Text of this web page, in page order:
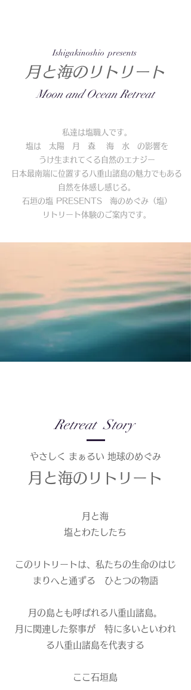
月と海のリトリート
​Ishigakinoshio presents
​Moon and Ocean Retreat
私達は塩職人です。
塩は 太陽 月 森 海 水 の影響を
うけ生まれてくる 自然のエナジー
日本最南端に位置する八重山諸島の魅力でもある
自然を体感し感じる。
石垣の塩 PRESENTS 海のめぐみ（塩）
リトリート体験のご案内です。
Retreat Story
やさしく まぁるい 地球のめぐみ
月と海のリトリート
月と海
塩とわたしたち
このリトリートは、私たちの生命のはじ
まりへと通ずる ひとつの物語
月の島とも呼ばれる八重山諸島。
月に関連した祭事が 特に多いといわれ
る八重山諸島を代表する
ここ石垣島